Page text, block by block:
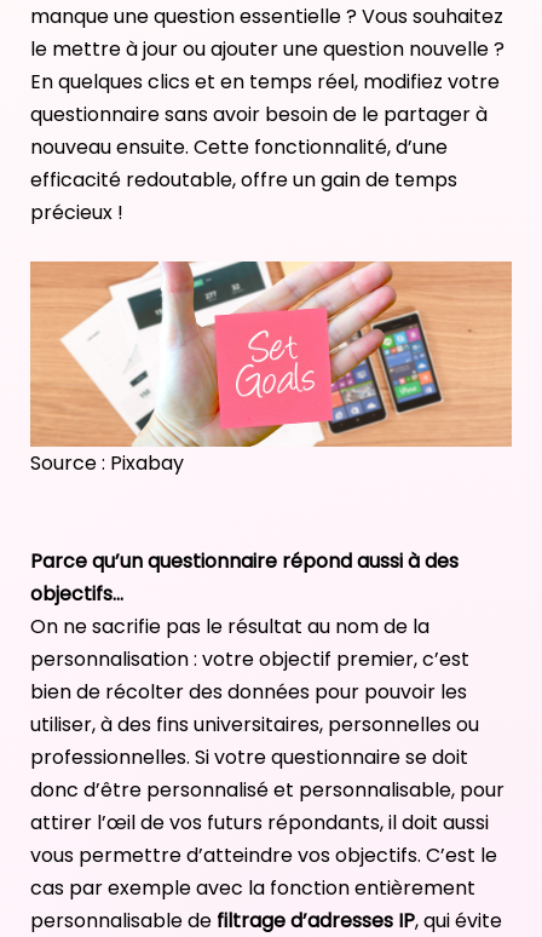
manque une question essentielle ? Vous souhaitez
le mettre à jour ou ajouter une question nouvelle ?
En quelques clics et en temps réel, modifiez votre
questionnaire sans avoir besoin de le partager à
nouveau ensuite. Cette fonctionnalité, d’une
efficacité redoutable, offre un gain de temps
précieux !
Source : Pixabay
Parce qu’un questionnaire répond aussi à des
objectifs…
On ne sacrifie pas le résultat au nom de la
personnalisation : votre objectif premier, c’est
bien de récolter des données pour pouvoir les
utiliser, àdes fins universitaires, personnelles ou
professionnelles. Si votre questionnaire se doit
donc d’être personnalisé et personnalisable, pour
attirer l’œil de vos futurs répondants, il doit aussi
vous permettre d’atteindre vos objectifs. C’est le
cas par exemple avec la fonction entièrement
personnalisable de filtrage d’adresses IP, qui évite